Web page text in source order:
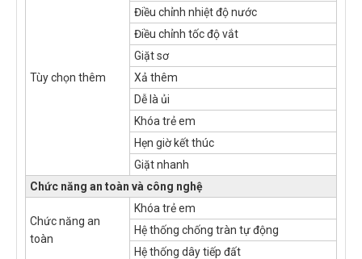
Tùy chọn thêm
Điều chỉnh nhiệt độ nước
Điều chỉnh tốc độ vắt
Giặt sơ
Xả thêm
Dễ là ủi
Khóa trẻ em
Hẹn giờ kết thúc
Giặt nhanh
Chức năng an toàn và công nghệ
Chức năng an
toàn
Khóa trẻ em
Hệ thống chống tràn tự động
Hệ thống dây tiếp đất